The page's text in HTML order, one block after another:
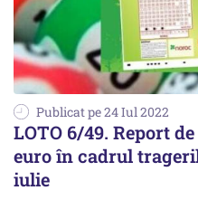
Publicat pe 24 Iul 2022
LOTO 6/49. Report
euro în cadrul
iulie